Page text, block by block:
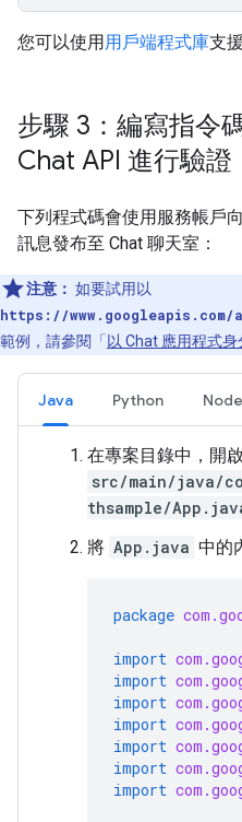
您可以使用用戶端程式庫支
步驟 3：編寫指令
Chat API 進行驗證
下列程式碼會使用服務帳戶向
訊息發布至 Chat 聊天室：
注意： 如要試用以
https://
範例，請參閱「 以 Chat 應用程式
Java Python
在專案目錄中，開
src/main/java/
thsample/
將 App.java 中的
package
import
import
import
import
import
import
import